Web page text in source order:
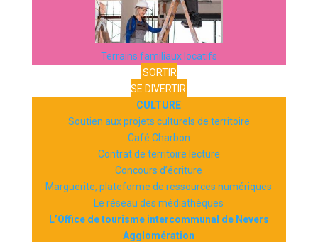
Terrains familiaux locatifs
SORTIR
SE DIVERTIR
CULTURE
Soutien aux projets culturels de territoire
Café Charbon
Contrat de territoire lecture
Concours d’écriture
Marguerite, plateforme de ressources numériques
Le réseau des médiathèques
L’Office de tourisme intercommunal de Nevers
Agglomération